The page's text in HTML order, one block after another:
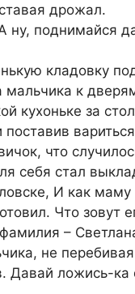
дрожал.
ну, поднимайся
кладовку
мальчика к
кухоньке за
что
себя стал
И как
Что
–
не
ложись-ка